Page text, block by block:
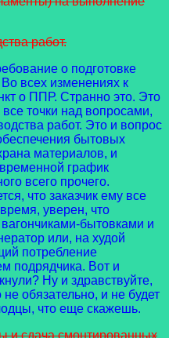
работ.
о подготовке
всех изменениях к
о ППР. Странно это. Это
точки над вопросами,
работ. Это и вопрос
бытовых
материалов, и
график
всего прочего.
что заказчик ему все
время, уверен, что
бытовками и
или, на худой
потребление
подрядчика. Вот и
Ну и здравствуйте,
не обязательно, и не будет
что еще скажешь.